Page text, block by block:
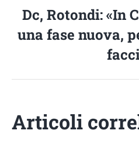
POST
Dc, Rotondi: «In
una fase nuova,
Articoli